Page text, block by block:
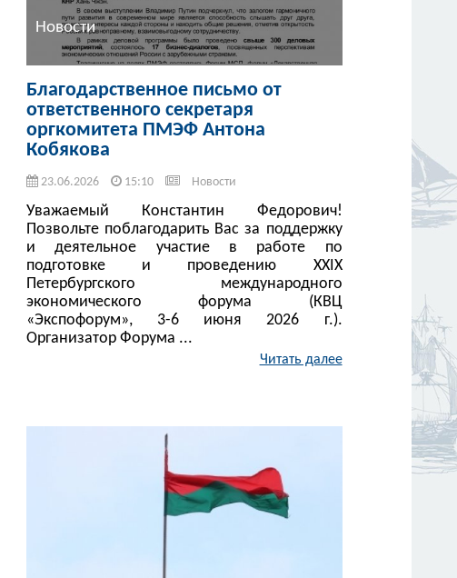
Новости
Благодарственное письмо от
ответственного секретаря
оргкомитета ПМЭФ Антона
Кобякова
23.06.2026 15:10 Новости
Уважаемый Константин Федорович!
Позвольте поблагодарить Вас за поддержку
и деятельное участие в работе по
подготовке и проведению XXIX
Петербургского международного
экономического форума (КВЦ
«Экспофорум», 3-6 июня 2026 г.).
Организатор Форума ...
Читать далее